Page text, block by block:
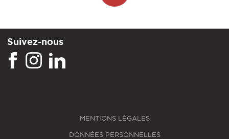
Suivez-nous
MENTIONS LÉGALES
DONNÉES PERSONNELLES